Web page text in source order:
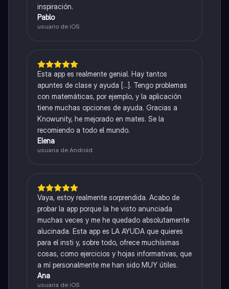
inspiración.
Pablo
usuario de iOS
Esta app es realmente genial. Hay tantos
apuntes de clase y ayuda [...]. Tengo problemas
con matemáticas, por ejemplo, y la aplicación
tiene muchas opciones de ayuda. Gracias a
Knowunity, he mejorado en mates. Se la
recomiendo a todo el mundo.
Elena
usuaria de Android
Vaya, estoy realmente sorprendida. Acabo de
probar la app porque la he visto anunciada
muchas veces y me he quedado absolutamente
alucinada. Esta app es LA AYUDA que quieres
para el insti y, sobre todo, ofrece muchísimas
cosas, como ejercicios y hojas informativas, que
a mí personalmente me han sido MUY útiles.
Ana
usuaria de iOS